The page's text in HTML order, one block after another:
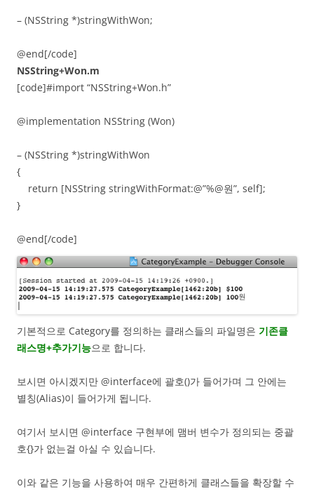
– (NSString *)stringWithWon;
@end[/code]
NSString+Won.m
[code]#import “NSString+Won.h”
@implementation NSString (Won)
– (NSString *)stringWithWon
{
return [NSString stringWithFormat:@”%@원”, self];
}
@end[/code]
기본적으로 Category를 정의하는 클래스들의 파일명은 기존클
래스명+추가기능으로 합니다.
보시면 아시겠지만 @interface에 괄호()가 들어가며 그 안에는
별칭(Alias)이 들어가게 됩니다.
여기서 보시면 @interface 구현부에 맴버 변수가 정의되는 중괄
호{}가 없는걸 아실 수 있습니다.
이와 같은 기능을 사용하여 매우 간편하게 클래스들을 확장할 수